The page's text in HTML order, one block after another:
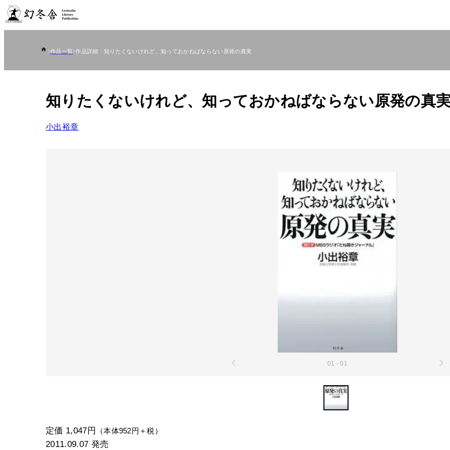
作品一覧 作品詳細：知りたくないけれど、知っておかねばならない原発の真実
知りたくないけれど、知っておかねばならない原発の真
小出裕章
01 - 01
定価 1,047円 （本体952円＋税）
2011.09.07 発売